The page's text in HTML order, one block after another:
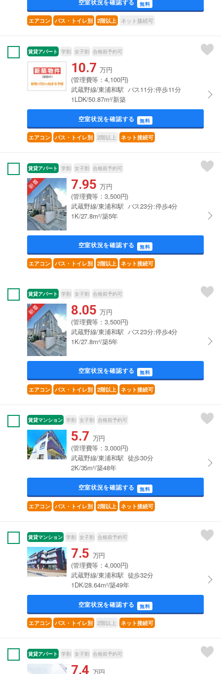
空室状況を確認する 無料
エアコン バス・トイレ別 2階以上 ネット接続可
賃貸アパート 学割 女子割 合格前予約可
10.7 万円
(管理費等：4,100円)
武蔵野線/東浦和駅 バス11分:停歩11分
1LDK/50.87m²/新築
空室状況を確認する 無料
エアコン バス・トイレ別 2階以上 ネット接続可
賃貸アパート 学割 女子割 合格前予約可
7.95 万円
(管理費等：3,500円)
武蔵野線/東浦和駅 バス23分:停歩4分
1K/27.8m²/築5年
空室状況を確認する 無料
エアコン バス・トイレ別 2階以上 ネット接続可
賃貸アパート 学割 女子割 合格前予約可
8.05 万円
(管理費等：3,500円)
武蔵野線/東浦和駅 バス23分:停歩4分
1K/27.8m²/築5年
空室状況を確認する 無料
エアコン バス・トイレ別 2階以上 ネット接続可
賃貸マンション 学割 女子割 合格前予約可
5.7 万円
(管理費等：3,000円)
武蔵野線/東浦和駅 徒歩30分
2K/35m²/築48年
空室状況を確認する 無料
エアコン バス・トイレ別 2階以上 ネット接続可
賃貸マンション 学割 女子割 合格前予約可
7.5 万円
(管理費等：4,000円)
武蔵野線/東浦和駅 徒歩32分
1DK/28.64m²/築49年
空室状況を確認する 無料
エアコン バス・トイレ別 2階以上 ネット接続可
賃貸アパート 学割 女子割 合格前予約可
7.4 万円